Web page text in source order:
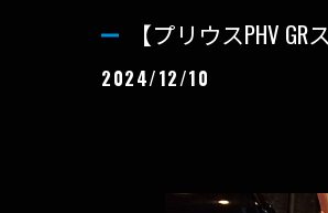
【プリウスPHV
2024/12/10